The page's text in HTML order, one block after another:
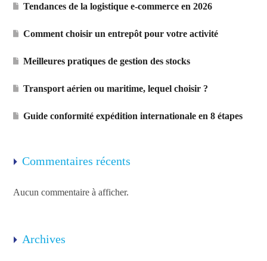
Tendances de la logistique e-commerce en 2026
Comment choisir un entrepôt pour votre activité
Meilleures pratiques de gestion des stocks
Transport aérien ou maritime, lequel choisir ?
Guide conformité expédition internationale en 8 étapes
Commentaires récents
Aucun commentaire à afficher.
Archives